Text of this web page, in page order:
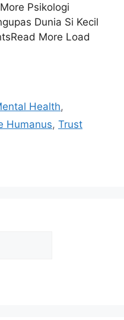
Psikologi
Dunia Si Kecil
More Load
Health,
Humanus, Trust